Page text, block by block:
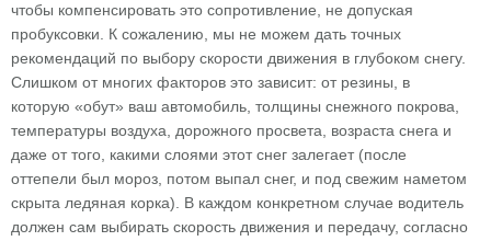
чтобы компенсировать это сопротивление, не допуская
пробуксовки. К сожалению, мы не можем дать точных
рекомендаций по выбору скорости движения в глубоком снегу.
Слишком от многих факторов это зависит: от резины, в
которую «обут» ваш автомобиль, толщины снежного покрова,
температуры воздуха, дорожного просвета, возраста снега и
даже от того, какими слоями этот снег залегает (после
оттепели был мороз, потом выпал снег, и под свежим наметом
скрыта ледяная корка). В каждом конкретном случае водитель
должен сам выбирать скорость движения и передачу, согласно